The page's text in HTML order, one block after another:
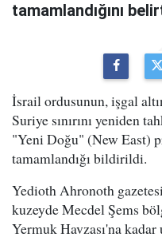
tamamlandığını
İsrail ordusunun, işgal
Suriye sınırını yeniden
"Yeni Doğu" (New East)
tamamlandığı bildirildi.
Yedioth Ahronoth
kuzeyde Mecdel Şems
Yermuk Havzası'na kadar